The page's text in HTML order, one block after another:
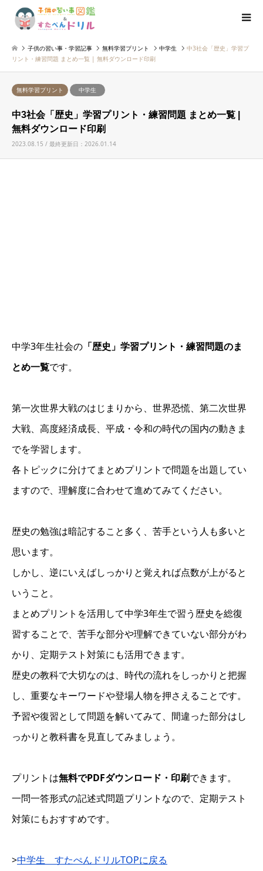
子供の習い事・学習記事 無料学習プリント 中学生
中3社会「歴史」学習プ
リント・練習問題 まとめ一覧 | 無料ダウンロード印刷
無料学習プリント 中学生
中3社会「歴史」学習プリント・練習問題 まとめ一覧 |
無料ダウンロード印刷
2023.08.15 / 最終更新日：2026.01.14
中学3年生社会の 「歴史」学習プリント・練習問題のま
とめ一覧です。
第一次世界大戦のはじまりから、世界恐慌、第二次世界
大戦、高度経済成長、平成・令和の時代の国内の動きま
でを学習します。
各トピックに分けてまとめプリントで問題を出題してい
ますので、理解度に合わせて進めてみてください。
歴史の勉強は暗記すること多く、苦手という人も多いと
思います。
しかし、逆にいえばしっかりと覚えれば点数が上がると
いうこと。
まとめプリントを活用して中学3年生で習う歴史を総復
習することで、苦手な部分や理解できていない部分がわ
かり、定期テスト対策にも活用できます。
歴史の教科で大切なのは、時代の流れをしっかりと把握
し、重要なキーワードや登場人物を押さえることです。
予習や復習として問題を解いてみて、間違った部分はし
っかりと教科書を見直してみましょう。
プリントは無料でPDFダウンロード・印刷できます。
一問一答形式の記述式問題プリントなので、定期テスト
対策にもおすすめです。
>中学生 すたぺんドリルTOPに戻る